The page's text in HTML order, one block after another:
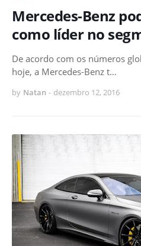
Mercedes-Benz
como líder no
De acordo com os números
hoje, a Mercedes-Benz t…
by Natan - dezembro 12, 2016